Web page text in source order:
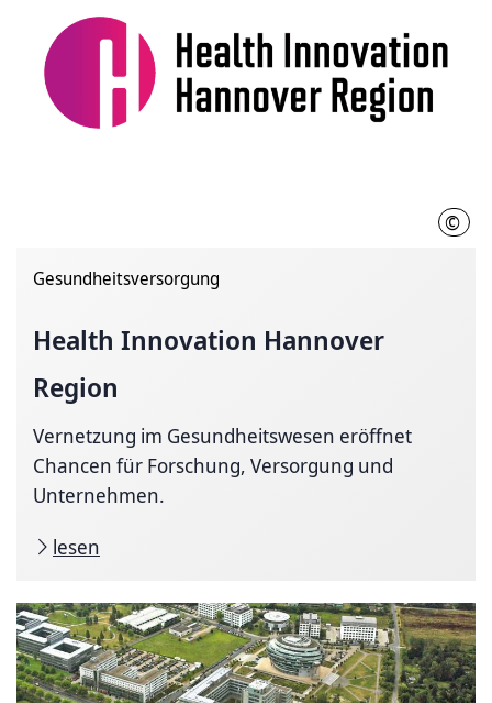
©
Gesundheitsversorgung
Health Innovation Hannover
Region
Vernetzung im Gesundheitswesen eröffnet
Chancen für Forschung, Versorgung und
Unternehmen.
lesen